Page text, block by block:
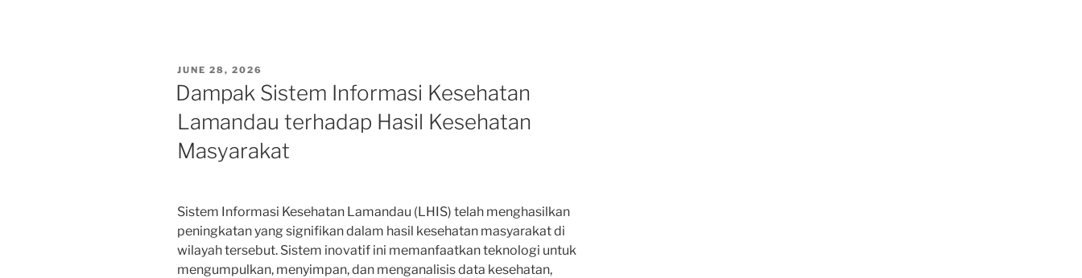
POSTED
JUNE 28, 2026
Dampak Sistem Informasi Kesehatan
Lamandau terhadap Hasil Kesehatan
Masyarakat
Sistem Informasi Kesehatan Lamandau (LHIS) telah menghasilkan
peningkatan yang signifikan dalam hasil kesehatan masyarakat di
wilayah tersebut. Sistem inovatif ini memanfaatkan teknologi untuk
mengumpulkan, menyimpan, dan menganalisis data kesehatan,